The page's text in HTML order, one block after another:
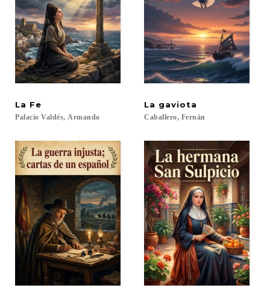
La Fe
Palacio Valdés, Armando
La gaviota
Caballero, Fernán